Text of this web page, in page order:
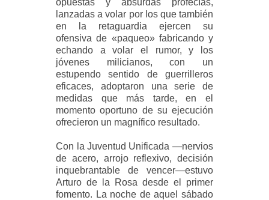
lanzadas a volar por los que también
en la retaguardia ejercen su
ofensiva de «paqueo» fabricando y
echando a volar el rumor, y los
jóvenes milicianos, con un
estupendo sentido de guerrilleros
eficaces, adoptaron una serie de
medidas que más tarde, en el
momento oportuno de su ejecución
ofrecieron un magnífico resultado.
Con la Juventud Unificada —nervios
de acero, arrojo reflexivo, decisión
inquebrantable de vencer—estuvo
Arturo de la Rosa desde el primer
fomento. La noche de aquel sábado